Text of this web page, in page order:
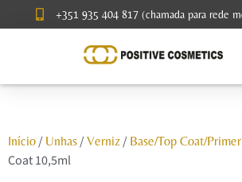
+351 935 404 817 (chamada para rede
Início/ Unhas/ Verniz/ Base/Top Coat/Primer
Coat 10,5ml